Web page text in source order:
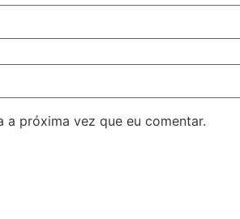
a próxima vez que eu comentar.